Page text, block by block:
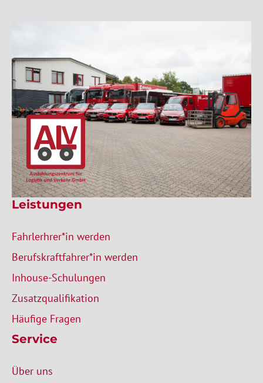
Leistungen
Fahrlerhrer*in werden
Berufskraftfahrer*in werden
Inhouse-Schulungen
Zusatzqualifikation
Häufige Fragen
Service
Über uns